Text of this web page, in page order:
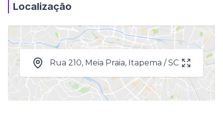
Localização
Rua 210, Meia Praia, Itapema / SC